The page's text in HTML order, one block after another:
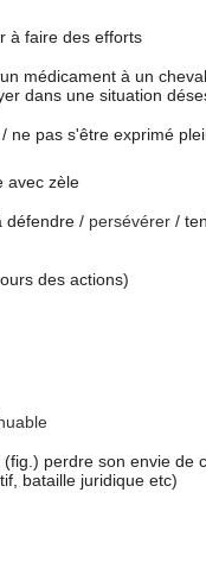
à faire des efforts
médicament à un
dans une situation
ne pas s'être exprimé
avec zèle
défendre / persévérer /
des actions)
perdre son envie de
bataille juridique etc)